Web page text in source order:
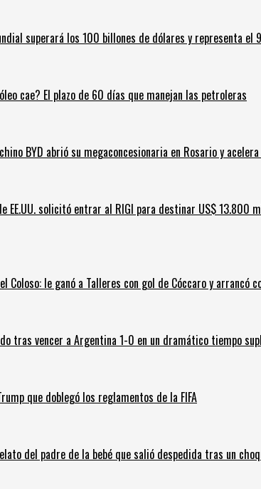
superará los 100 billones de dólares y representa el
cae? El plazo de 60 días que manejan las petroleras
BYD abrió su megaconcesionaria en Rosario y
EE.UU. solicitó entrar al RIGI para destinar US$ 13.800
Coloso: le ganó a Talleres con gol de Cóccaro y arrancó
tras vencer a Argentina 1-0 en un dramático tiempo
que doblegó los reglamentos de la FIFA
del padre de la bebé que salió despedida tras un